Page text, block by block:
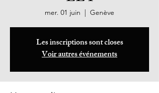
mer. 01 juin
  |
Genève
Les inscriptions sont closes
Voir autres événements